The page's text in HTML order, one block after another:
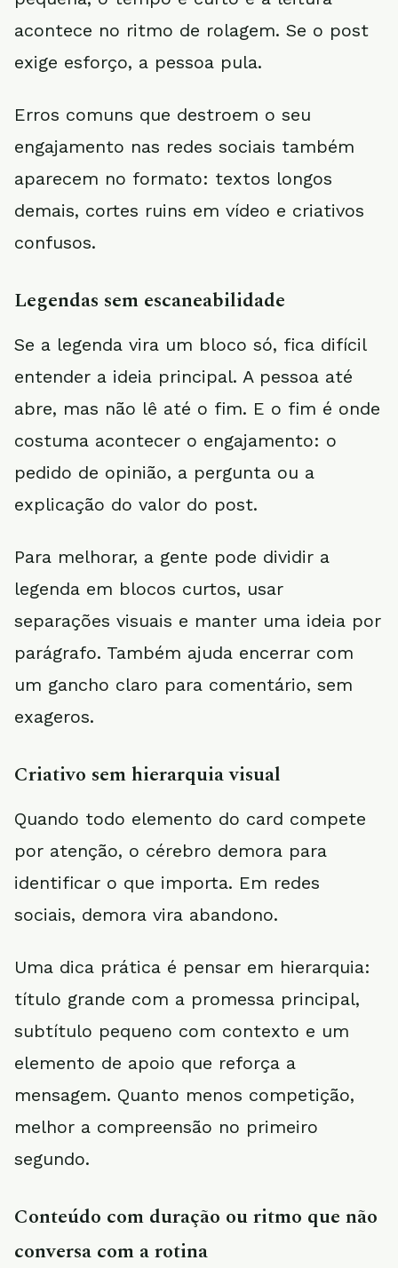
acontece no ritmo de rolagem. Se o post
exige esforço, a pessoa pula.
Erros comuns que destroem o seu
engajamento nas redes sociais também
aparecem no formato: textos longos
demais, cortes ruins em vídeo e criativos
confusos.
Legendas sem escaneabilidade
Se a legenda vira um bloco só, fica difícil
entender a ideia principal. A pessoa até
abre, mas não lê até o fim. E o fim é onde
costuma acontecer o engajamento: o
pedido de opinião, a pergunta ou a
explicação do valor do post.
Para melhorar, a gente pode dividir a
legenda em blocos curtos, usar
separações visuais e manter uma ideia por
parágrafo. Também ajuda encerrar com
um gancho claro para comentário, sem
exageros.
Criativo sem hierarquia visual
Quando todo elemento do card compete
por atenção, o cérebro demora para
identificar o que importa. Em redes
sociais, demora vira abandono.
Uma dica prática é pensar em hierarquia:
título grande com a promessa principal,
subtítulo pequeno com contexto e um
elemento de apoio que reforça a
mensagem. Quanto menos competição,
melhor a compreensão no primeiro
segundo.
Conteúdo com duração ou ritmo que não
conversa com a rotina